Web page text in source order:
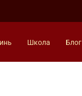
Школа Блог